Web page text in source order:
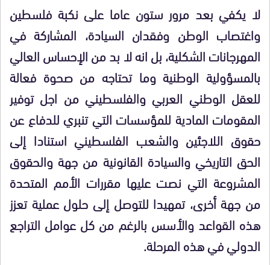
لا يكفي بعد مرور ستون عاما على نكبة فلسطين
واغتصاب الوطن وفقدان السيادة، المشاركة في
المهرجانات الشكلية، بل انه لا بد من الإحساس العالي
بالمسؤولية الوطنية وما تحتاجه من صحوة فعالة
للعقل الوطني العربي والفلسطيني من اجل توفير
المقومات المادية للمؤسسات التي تنبري للدفاع عن
حقوق اللاجئين والشعب الفلسطيني استنادا إلى
الحق التاريخي والسيادة القانونية من جهة والحقوق
المشروعة التي نصت عليها مقررات الأمم المتحدة
من جهة أخرى، تمهيدا للتوصل إلى حلول عملية تعزز
هذه القواعد والأسس بالرغم من كل عوامل التراجع
الدولي في هذه المرحلة.